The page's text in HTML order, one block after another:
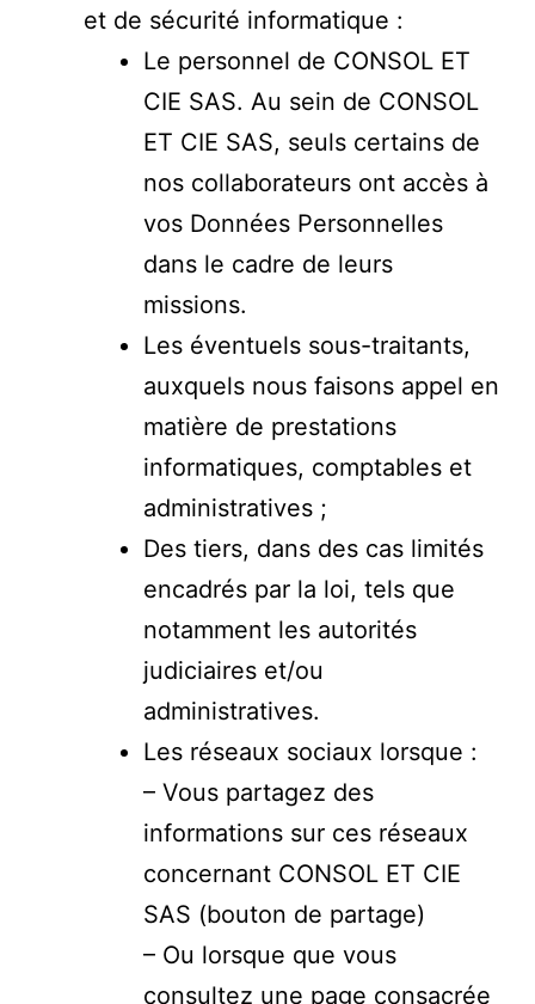
et de sécurité informatique :
Le personnel de CONSOL ET
CIE SAS. Au sein de CONSOL
ET CIE SAS, seuls certains de
nos collaborateurs ont accès à
vos Données Personnelles
dans le cadre de leurs
missions.
Les éventuels sous-traitants,
auxquels nous faisons appel en
matière de prestations
informatiques, comptables et
administratives ;
Des tiers, dans des cas limités
encadrés par la loi, tels que
notamment les autorités
judiciaires et/ou
administratives.
Les réseaux sociaux lorsque :
– Vous partagez des
informations sur ces réseaux
concernant CONSOL ET CIE
SAS (bouton de partage)
– Ou lorsque que vous
consultez une page consacrée